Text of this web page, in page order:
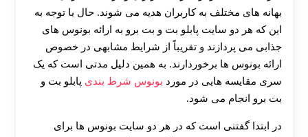
بهانه‌ های مختلف به کاربران هدیه می‌ شوند. حال با توجه به
این که هر دو سایت پابلو بت و بت برو به ارائه بونوس‌ های
جذابی می‌ پردازند و تقریباً از شرایط مشابهی در خصوص
ارائه بونوس‌ ها برخوردارند. به همین دلیل مدتی است که یک
سری مقایسه‌ هایی در مورد بونوس شرط بندی پابلو بت و
بت برو انجام می شود.
در ابتدا گفتنی است که در هر دو سایت بونوس ها برای